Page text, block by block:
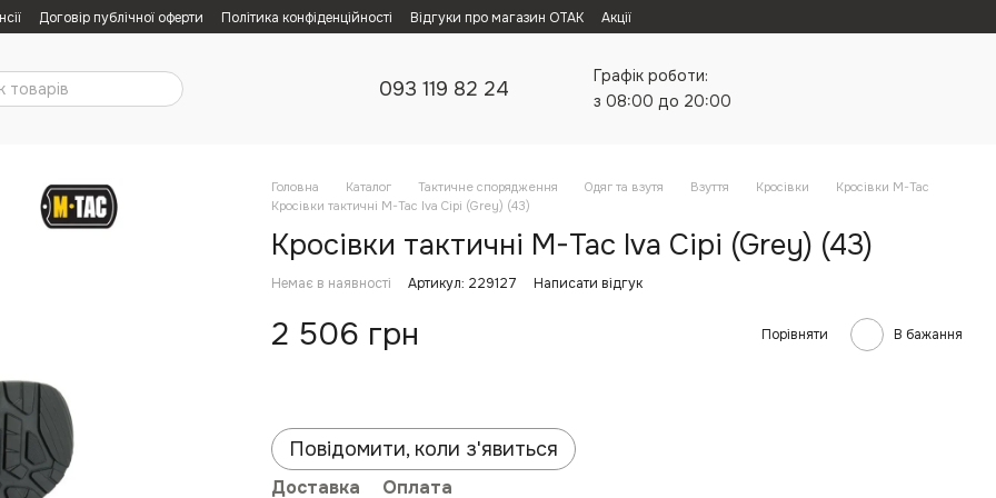
Договір публічної оферти Політика конфіденційності Відгуки про магазин ОТАК Акції
093 119 82 24
Графік роботи:
з 08:00 до 20:00
Головна Каталог Тактичне спорядження Одяг та взутя Взуття Кросівки
Кросівки M-Tac
Кросівки тактичні M-Tac Iva Сірі (Grey) (43)
Кросівки тактичні M-Tac Iva Сірі (Grey) (43)
Немає в наявності Артикул: 229127 Написати відгук
2 506 грн Порівняти В бажання
Повідомити, коли з'явиться
Доставка Оплата